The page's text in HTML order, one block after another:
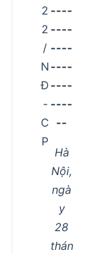
2
2
/
N
Đ
-
C
P
----
----
----
----
----
----
--
Hà
Nội,
ngà
y
28
thán